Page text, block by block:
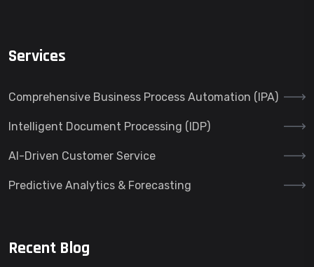
Services
Comprehensive Business Process Automation (IPA)
Intelligent Document Processing (IDP)
AI-Driven Customer Service
Predictive Analytics & Forecasting
Recent Blog